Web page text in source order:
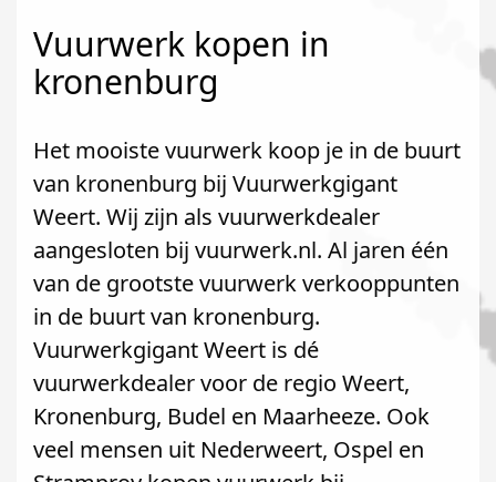
Vuurwerk kopen in
kronenburg
Het mooiste vuurwerk koop je in de buurt
van kronenburg bij Vuurwerkgigant
Weert. Wij zijn als vuurwerkdealer
aangesloten bij vuurwerk.nl. Al jaren één
van de grootste vuurwerk verkooppunten
in de buurt van kronenburg.
Vuurwerkgigant Weert is dé
vuurwerkdealer voor de regio Weert,
Kronenburg, Budel en Maarheeze. Ook
veel mensen uit Nederweert, Ospel en